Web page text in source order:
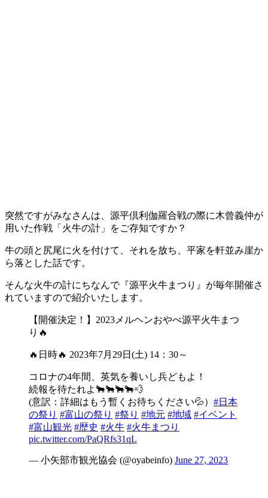
突然ですがみなさんは、源平倶利伽羅合戦の際に木曾義仲が
用いた作戦「火牛の計」をご存知ですか？
牛の頭と尻尾に火を付けて、それを放ち、平家を軒並み崖か
ら落とした話です。
そんな火牛の計にちなんで『源平火牛まつり』が毎年開催さ
れていますので紹介いたします。
【開催決定！】2023メルヘンおやべ源平火牛まつ
り🔥
🔥日時🔥 2023年7月29日(土) 14：30～
コロナの4年間、英気を養いし兵どもよ！
続報を待たれよ🐂🐂🐂🐂💨
(意訳：詳細はもう暫くお待ちください💦） #日本
の祭り #富山の祭り #祭り #地元 #地域 #イベント
#富山観光 #歴史 #火牛 #火牛まつり
pic.twitter.com/PaQRfs31qL
— 小矢部市観光協会 (@oyabeinfo) June 27, 2023